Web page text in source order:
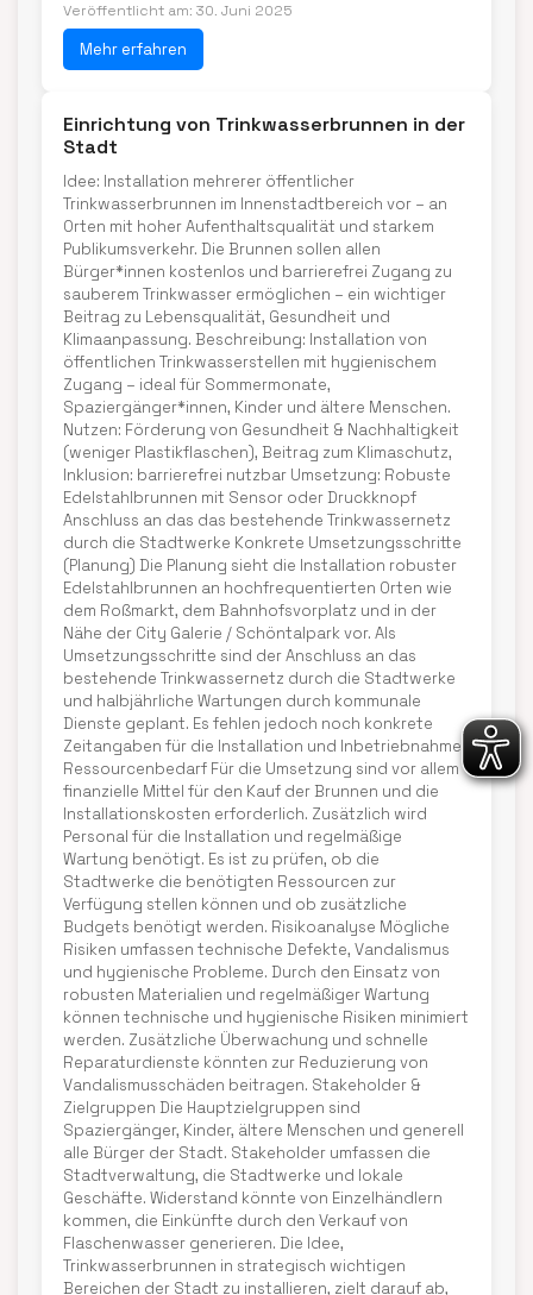
Veröffentlicht am: 30. Juni 2025
Mehr erfahren
Einrichtung von Trinkwasserbrunnen in der
Stadt
Idee: Installation mehrerer öffentlicher
Trinkwasserbrunnen im Innenstadtbereich vor – an
Orten mit hoher Aufenthaltsqualität und starkem
Publikumsverkehr. Die Brunnen sollen allen
Bürger*innen kostenlos und barrierefrei Zugang zu
sauberem Trinkwasser ermöglichen – ein wichtiger
Beitrag zu Lebensqualität, Gesundheit und
Klimaanpassung. Beschreibung: Installation von
öffentlichen Trinkwasserstellen mit hygienischem
Zugang – ideal für Sommermonate,
Spaziergänger*innen, Kinder und ältere Menschen.
Nutzen: Förderung von Gesundheit & Nachhaltigkeit
(weniger Plastikflaschen), Beitrag zum Klimaschutz,
Inklusion: barrierefrei nutzbar Umsetzung: Robuste
Edelstahlbrunnen mit Sensor oder Druckknopf
Anschluss an das das bestehende Trinkwassernetz
durch die Stadtwerke Konkrete Umsetzungsschritte
(Planung) Die Planung sieht die Installation robuster
Edelstahlbrunnen an hochfrequentierten Orten wie
dem Roßmarkt, dem Bahnhofsvorplatz und in der
Nähe der City Galerie / Schöntalpark vor. Als
Umsetzungsschritte sind der Anschluss an das
bestehende Trinkwassernetz durch die Stadtwerke
und halbjährliche Wartungen durch kommunale
Dienste geplant. Es fehlen jedoch noch konkrete
Zeitangaben für die Installation und Inbetriebnahme.
Ressourcenbedarf Für die Umsetzung sind vor allem
finanzielle Mittel für den Kauf der Brunnen und die
Installationskosten erforderlich. Zusätzlich wird
Personal für die Installation und regelmäßige
Wartung benötigt. Es ist zu prüfen, ob die
Stadtwerke die benötigten Ressourcen zur
Verfügung stellen können und ob zusätzliche
Budgets benötigt werden. Risikoanalyse Mögliche
Risiken umfassen technische Defekte, Vandalismus
und hygienische Probleme. Durch den Einsatz von
robusten Materialien und regelmäßiger Wartung
können technische und hygienische Risiken minimiert
werden. Zusätzliche Überwachung und schnelle
Reparaturdienste könnten zur Reduzierung von
Vandalismusschäden beitragen. Stakeholder &
Zielgruppen Die Hauptzielgruppen sind
Spaziergänger, Kinder, ältere Menschen und generell
alle Bürger der Stadt. Stakeholder umfassen die
Stadtverwaltung, die Stadtwerke und lokale
Geschäfte. Widerstand könnte von Einzelhändlern
kommen, die Einkünfte durch den Verkauf von
Flaschenwasser generieren. Die Idee,
Trinkwasserbrunnen in strategisch wichtigen
Bereichen der Stadt zu installieren, zielt darauf ab,